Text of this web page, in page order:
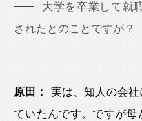
大学を卒業して就
されたとのことですが？
原田：
実は、知人の会
ていたんです。ですが